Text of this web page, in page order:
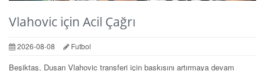
Vlahovic için Acil Çağrı
2026-08-08 Futbol
Beşiktaş, Dusan Vlahovic transferi için baskısını artırmaya devam